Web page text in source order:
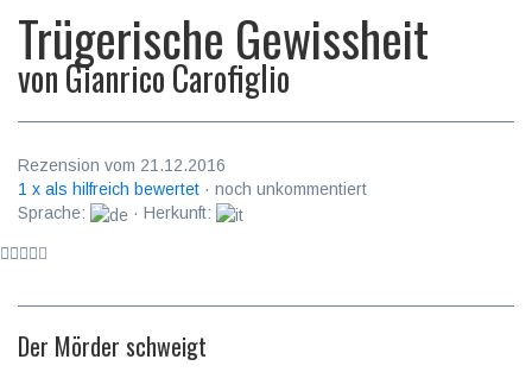
Trügerische Gewissheit
vonGianrico Carofiglio
Rezension vom 21.12.2016
1 x als hilfreich bewertet · noch unkommentiert
Sprache:
· Herkunft:
Der Mörder schweigt